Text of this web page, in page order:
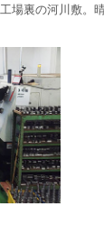
工場裏の河川敷。